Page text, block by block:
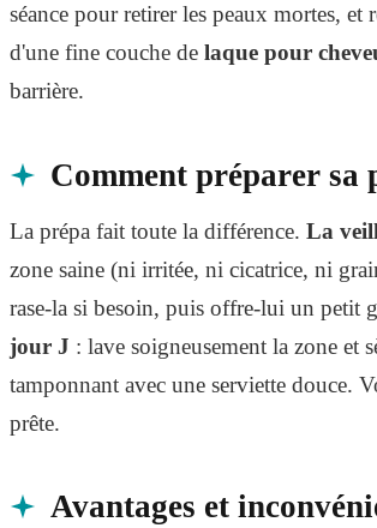
séance pour retirer les peaux mortes, et
d'une fine couche de laque pour
barrière.
Comment préparer sa
La prépa fait toute la différence. La
zone saine (ni irritée, ni cicatrice, ni
rase-la si besoin, puis offre-lui un petit
jour J : lave soigneusement la zone et
tamponnant avec une serviette douce.
prête.
Avantages et